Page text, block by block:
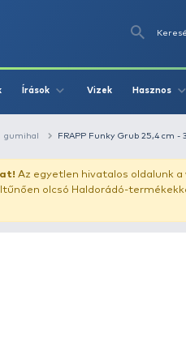
Videók Írások
horgászata gumihal
feltűnően olcsó